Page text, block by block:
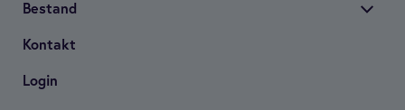
Bestand
Kon­takt
Login